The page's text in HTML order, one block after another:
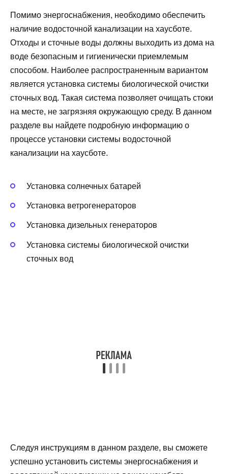
Помимо энергоснабжения, необходимо обеспечить
наличие водосточной канализации на хаусботе.
Отходы и сточные воды должны выходить из дома на
воде безопасным и гигиенически приемлемым
способом. Наиболее распространенным вариантом
является установка системы биологической очистки
сточных вод. Такая система позволяет очищать стоки
на месте, не загрязняя окружающую среду. В данном
разделе вы найдете подробную информацию о
процессе установки системы водосточной
канализации на хаусботе.
Установка солнечных батарей
Установка ветрогенераторов
Установка дизельных генераторов
Установка системы биологической очистки
сточных вод
Следуя инструкциям в данном разделе, вы сможете
успешно установить системы энергоснабжения и